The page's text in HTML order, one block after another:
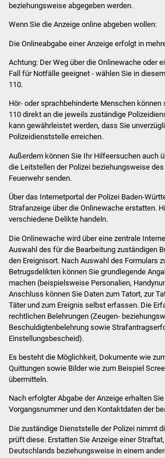
beziehungsweise abgegeben werden.
Wenn Sie die Anzeige online abgeben wollen:
Die Onlineabgabe einer Anzeige erfolgt in
Achtung: Der Weg über die Onlinewache oder
Fall für Notfälle geeignet - wählen Sie in
110.
Hör- oder sprachbehinderte Menschen
110 direkt an die jeweils zuständige
kann gewährleistet werden, dass Sie
Polizeidienststelle erreichen.
Außerdem können Sie Ihr Hilfeersuchen auch
die Leitstellen der Polizei beziehungsweise
Feuerwehr senden.
Über das Internetportal der Polizei Baden-
Strafanzeige über die Onlinewache erstatten.
verschiedene Delikte handeln.
Die Onlinewache wird über eine zentrale
Auswahl des für die Bearbeitung zuständigen
den Ereignisort. Nach Auswahl des Formulars
Betrugsdelikten können Sie grundlegende
machen (beispielsweise Personalien,
Anschluss können Sie Daten zum Tatort, zur
Täter und zum Ereignis selbst erfassen. Die
rechtlichen Belehrungen (Zeugen-
Beschuldigtenbelehrung sowie
Einstellungsbescheid).
Es besteht die Möglichkeit, Dokumente wie
Quittungen sowie Bilder wie zum Beispiel
übermitteln.
Nach erfolgter Abgabe der Anzeige erhalten
Vorgangsnummer und den Kontaktdaten der
Die zuständige Dienststelle der Polizei nimmt
prüft diese. Erstatten Sie Anzeige einer
Deutschlands beziehungsweise in einem